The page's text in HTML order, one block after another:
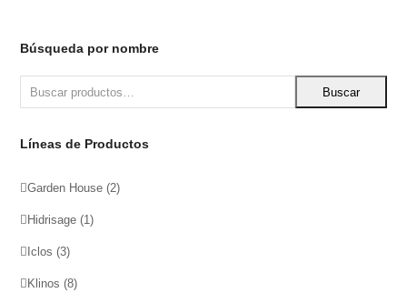
Búsqueda por nombre
Buscar
Líneas de Productos
Garden House (2)
Hidrisage (1)
Iclos (3)
Klinos (8)